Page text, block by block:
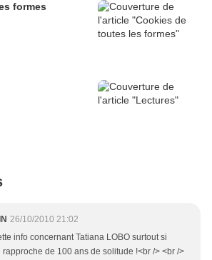
formes
26/10/2010 21:02
info concernant Tatiana LOBO surtout si
rapproche de 100 ans de solitude !<br /> <br />